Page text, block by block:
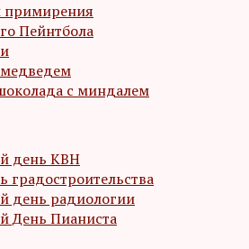
примирения
Пейнтбола
с миндалем
день КВН
день радиологии
День Пианиста